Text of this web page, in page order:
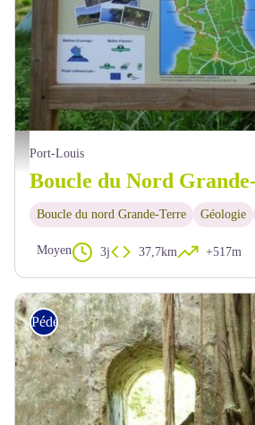
PNG
Port-Louis
Boucle du Nord
Boucle du nord Grande-Terre Géologie
Moyen 3j 37,7km +517m
Pédestre